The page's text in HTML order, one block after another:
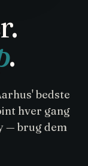
.
bedste
hver gang
— brug dem